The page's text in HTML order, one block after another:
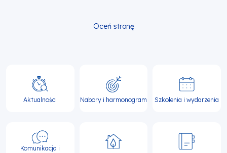
Oceń stronę
Główna
nawigacja
Aktualności Nabory i harmonogram Szkolenia i wydarzenia
Komunikacja i